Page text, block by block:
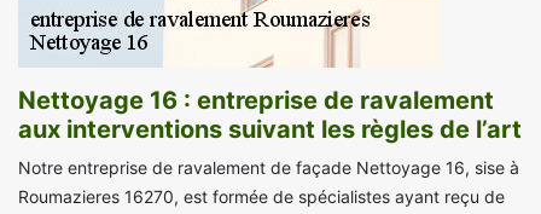
Nettoyage 16 : entreprise de ravalement
aux interventions suivant les règles de l’art
Notre entreprise de ravalement de façade Nettoyage 16, sise à
Roumazieres 16270, est formée de spécialistes ayant reçu de